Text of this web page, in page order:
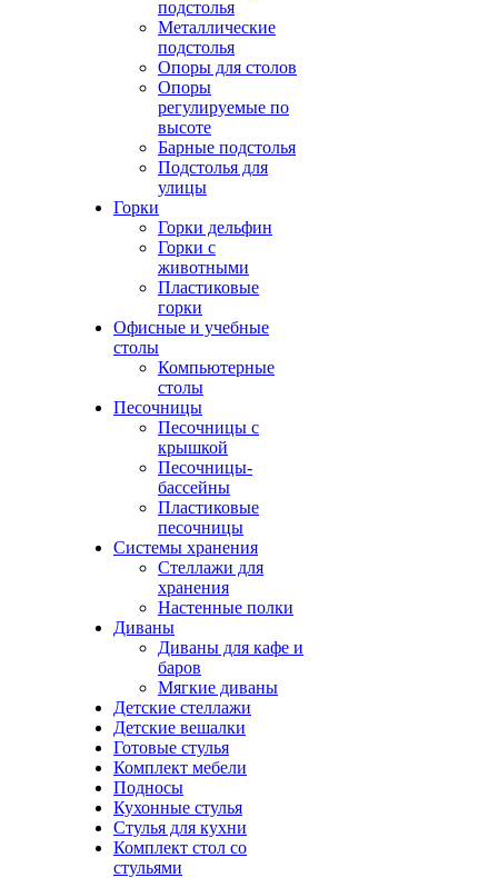
подстолья
Металлические
подстолья
Опоры для столов
Опоры
регулируемые по
высоте
Барные подстолья
Подстолья для
улицы
Горки
Горки дельфин
Горки с
животными
Пластиковые
горки
Офисные и учебные
столы
Компьютерные
столы
Песочницы
Песочницы с
крышкой
Песочницы-
бассейны
Пластиковые
песочницы
Системы хранения
Стеллажи для
хранения
Настенные полки
Диваны
Диваны для кафе и
баров
Мягкие диваны
Детские стеллажи
Детские вешалки
Готовые стулья
Комплект мебели
Подносы
Кухонные стулья
Стулья для кухни
Комплект стол со
стульями